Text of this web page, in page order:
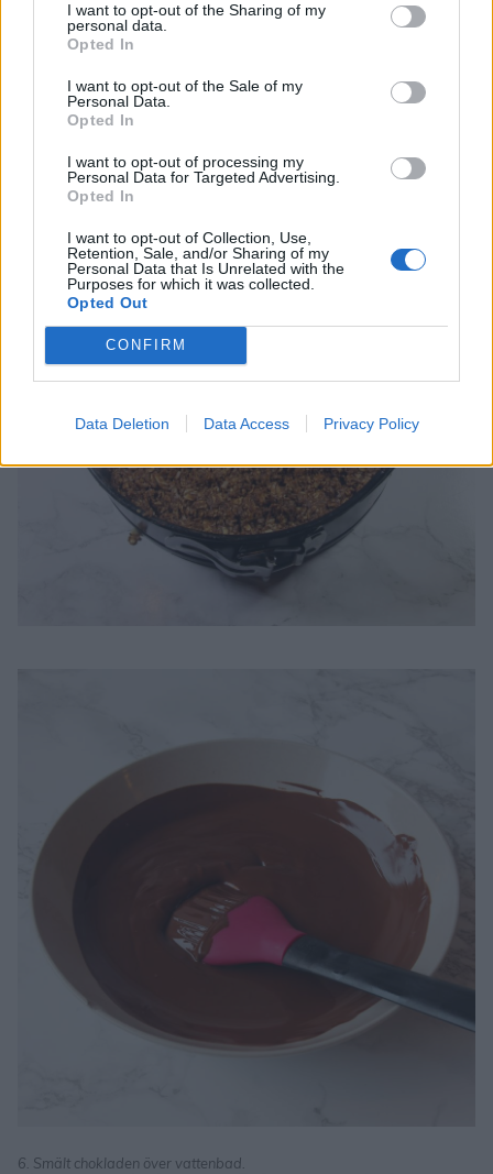
I want to opt-out of the Sharing of my
personal data.
Opted In
I want to opt-out of the Sale of my
Personal Data.
Opted In
I want to opt-out of processing my
Personal Data for Targeted Advertising.
Opted In
I want to opt-out of Collection, Use,
Retention, Sale, and/or Sharing of my
Personal Data that Is Unrelated with the
Purposes for which it was collected.
Opted Out
CONFIRM
Data Deletion Data Access Privacy Policy
5. Blanda ner ytterligare 1 msk kakao i den sista smeten i bunken.
Ställ den i frysen en stund.
6. Smält chokladen över vattenbad.